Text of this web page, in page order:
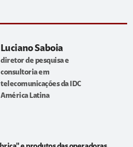
Luciano Saboia
diretor de pesquisa e
consultoria em
telecomunicações da IDC
América Latina